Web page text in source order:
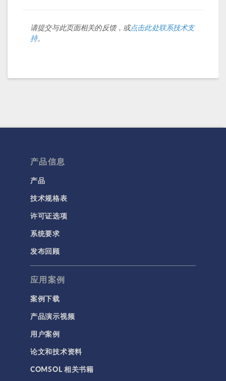
请提交与此页面相关的反馈，或点击此处联系技术支
持。
产品信息
产品
技术规格表
许可证选项
系统要求
发布回顾
应用案例
案例下载
产品演示视频
用户案例
论文和技术资料
COMSOL 相关书籍